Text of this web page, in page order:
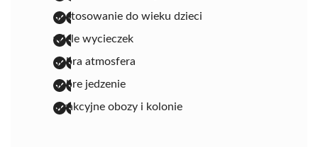
dostosowanie do wieku dzieci
wiele wycieczek
dobra atmosfera
dobre jedzenie
atrakcyjne obozy i kolonie